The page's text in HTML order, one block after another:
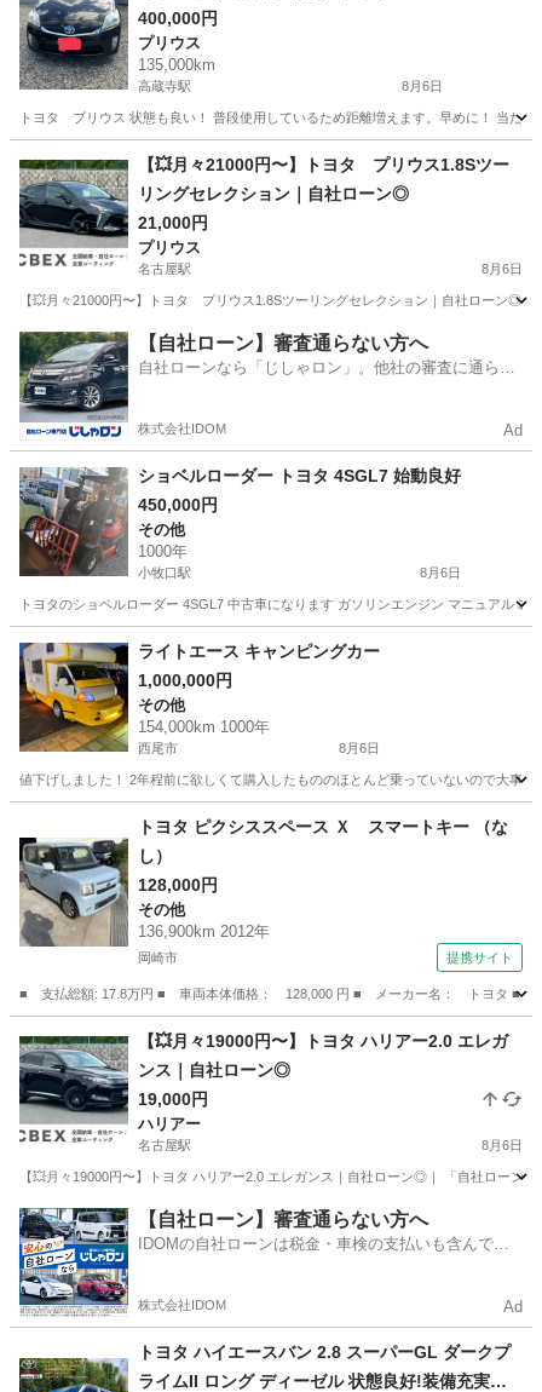
400,000円
プリウス
135,000km
高蔵寺駅 8月6日
トヨタ プリウス 状態も良い！ 普段使用しているため距離増えます。早めに！ 当た
高蔵寺駅 プリウス
【💥月々21000円〜】トヨタ プリウス1.8Sツー
リングセレクション｜自社ローン◎
21,000円
プリウス
名古屋駅 8月6日
【💥月々21000円〜】トヨタ プリウス1.8Sツーリングセレクション｜自社ローン◎
愛知 名古屋市 名古屋駅 プリウス
【自社ローン】審査通らない方へ
自社ローンなら「じしゃロン」。他社の審査に通らな
株式会社IDOM Ad
ショベルローダー トヨタ 4SGL7 始動良好
450,000円
その他
1000年
小牧口駅 8月6日
トヨタのショベルローダー 4SGL7 中古車になります ガソリンエンジン マニュアル
愛知 小牧市 小牧口駅 その他
ライトエース キャンピングカー
1,000,000円
その他
154,000km 1000年
西尾市 8月6日
値下げしました！ 2年程前に欲しくて購入したもののほとんど乗っていないので大事
その他
トヨタ ピクシススペース Ｘ スマートキー （な
し）
128,000円
その他
136,900km 2012年
岡崎市 提携サイト
■ 支払総額: 17.8万円 ■ 車両本体価格： 128,000 円 ■ メーカー名： トヨタ
その他
【💥月々19000円〜】トヨタ ハリアー2.0 エレガ
ンス｜自社ローン◎
19,000円
ハリアー
名古屋駅 8月6日
【💥月々19000円〜】トヨタ ハリアー2.0 エレガンス｜自社ローン◎｜ 「自社ローン
愛知 名古屋市 名古屋駅 ハリアー
【自社ローン】審査通らない方へ
IDOMの自社ローンは税金・車検の支払いも含んでい
株式会社IDOM Ad
トヨタ ハイエースバン 2.8 スーパーGL ダークプ
ライムII ロング ディーゼル 状態良好!装備充実の